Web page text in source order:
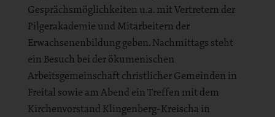
Gesprächsmöglichkeiten u.a. mit Vertretern der
Pilgerakademie und Mitarbeitern der
Erwachsenenbildung geben. Nachmittags steht
ein Besuch bei der ökumenischen
Arbeitsgemeinschaft christlicher Gemeinden in
Freital sowie am Abend ein Treffen mit dem
Kirchenvorstand Klingenberg-Kreischa in